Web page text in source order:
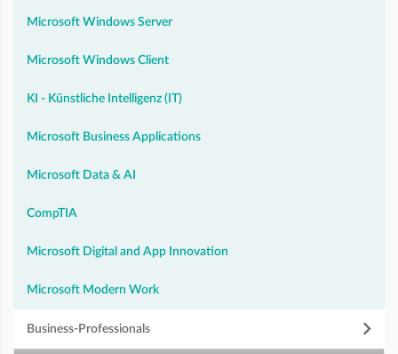
Microsoft Windows Server
Microsoft Windows Client
KI - Künstliche Intelligenz (IT)
Microsoft Business Applications
Microsoft Data & AI
CompTIA
Microsoft Digital and App Innovation
Microsoft Modern Work
Business-Professionals